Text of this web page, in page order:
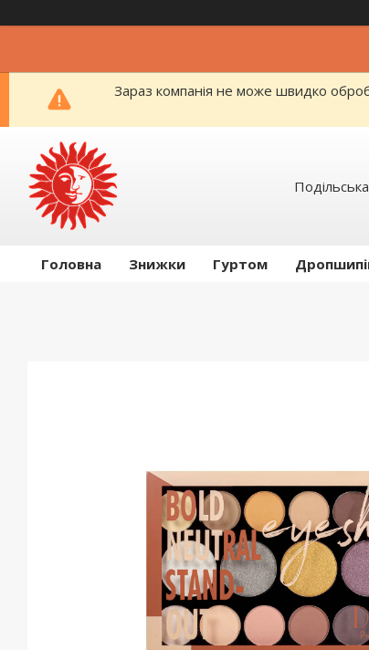
Зараз компанія не може швидко
Головна Знижки Гуртом